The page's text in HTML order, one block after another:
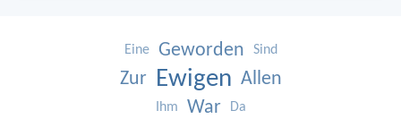
Eine Geworden Sind
Zur Ewigen Allen
Ihm War Da